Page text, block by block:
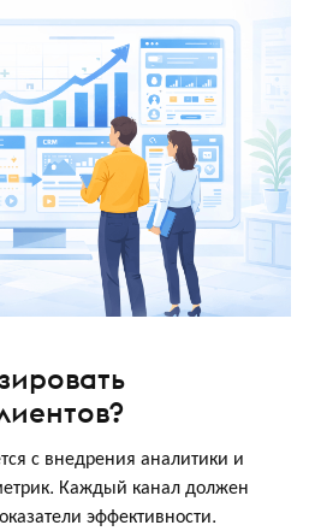
с внедрения аналитики и
Каждый канал должен
эффективности.